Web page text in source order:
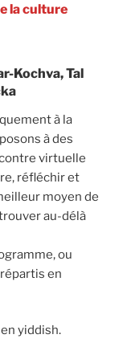
la culture
Kochva, Tal
à la
à des
virtuelle
réfléchir et
moyen de
au-délà
ou
en
yiddish.